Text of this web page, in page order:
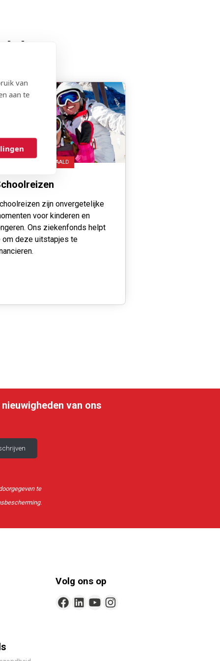
van
aan te
TOT € 37,5 TERUGBETAALD
zijn onvergetelijke
voor kinderen en
Ons ziekenfonds helpt
om deze uitstapjes te
van ons
te
Volg ons op